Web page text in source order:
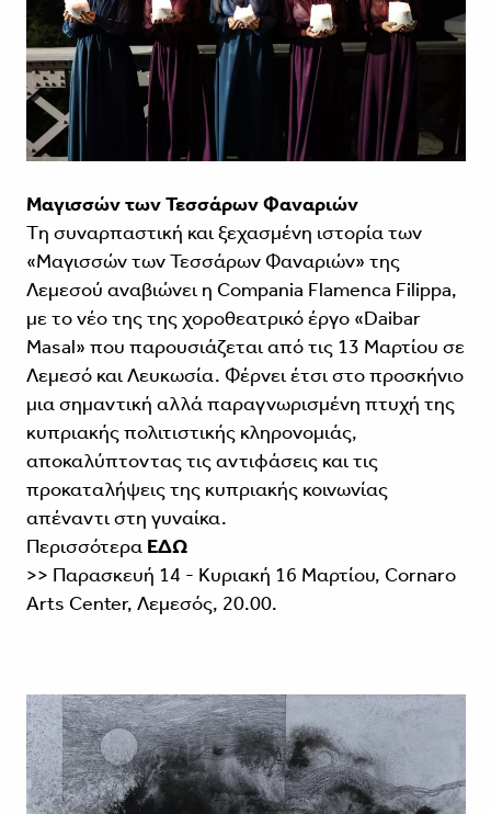
Μαγισσών των Τεσσάρων Φαναριών
Tη συναρπαστική και ξεχασμένη ιστορία των
«Μαγισσών των Τεσσάρων Φαναριών» της
Λεμεσού αναβιώνει η Compania Flamenca Filippa,
με το νέο της της χοροθεατρικό έργο «Daibar
Masal» που παρουσιάζεται από τις 13 Μαρτίου σε
Λεμεσό και Λευκωσία. Φέρνει έτσι στο προσκήνιο
μια σημαντική αλλά παραγνωρισμένη πτυχή της
κυπριακής πολιτιστικής κληρονομιάς,
αποκαλύπτοντας τις αντιφάσεις και τις
προκαταλήψεις της κυπριακής κοινωνίας
απέναντι στη γυναίκα.
Περισσότερα ΕΔΩ
>> Παρασκευή 14 - Κυριακή 16 Μαρτίου, Cornaro
Arts Center, Λεμεσός, 20.00.